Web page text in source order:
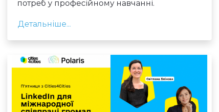
потреб у професійному навчанні.
Детальніше...